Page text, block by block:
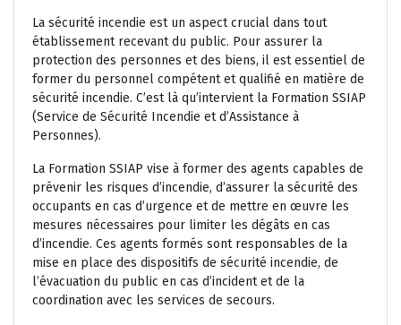
La sécurité incendie est un aspect crucial dans tout
établissement recevant du public. Pour assurer la
protection des personnes et des biens, il est essentiel de
former du personnel compétent et qualifié en matière de
sécurité incendie. C’est là qu’intervient la Formation SSIAP
(Service de Sécurité Incendie et d’Assistance à
Personnes).
La Formation SSIAP vise à former des agents capables de
prévenir les risques d’incendie, d’assurer la sécurité des
occupants en cas d’urgence et de mettre en œuvre les
mesures nécessaires pour limiter les dégâts en cas
d’incendie. Ces agents formés sont responsables de la
mise en place des dispositifs de sécurité incendie, de
l’évacuation du public en cas d’incident et de la
coordination avec les services de secours.